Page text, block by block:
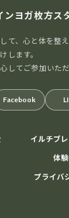
ンヨガ枚方ス
て、心と体を整
けします。
してご参加いただ
Facebook
イルチブ
体
プライバ